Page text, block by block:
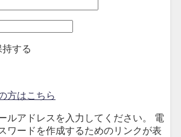
する
方はこちら
ルアドレスを入力してください。 電
ワードを作成するためのリンクが表